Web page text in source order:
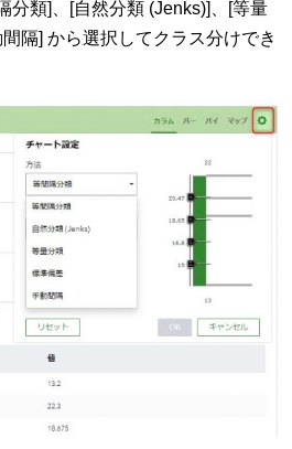
分類]、[自然分類 (Jenks)]、[等量
隔] から選択してクラス分けでき